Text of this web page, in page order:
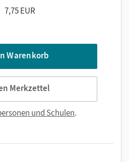
7,75 EUR
Warenkorb
Merkzettel
und Schulen.